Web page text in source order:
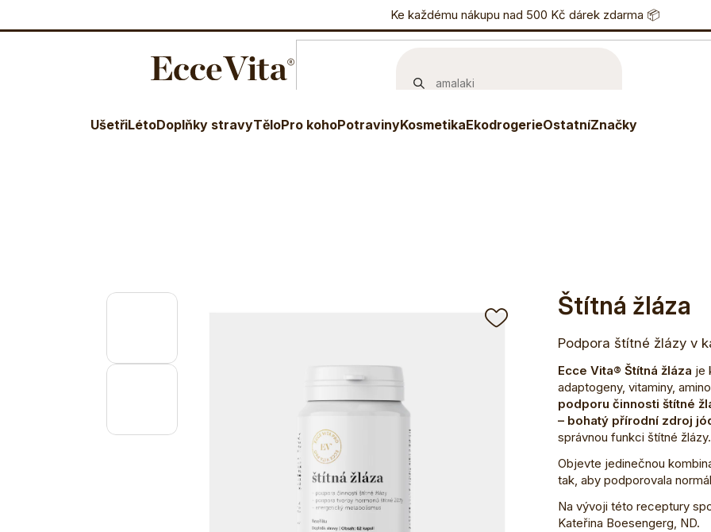
Ke každému nákupu nad 500 Kč dárek zdarma 📦
UšetřiLétoDoplňky stravyTěloPro kohoPotravinyKosmetikaEkodrogerieOstatníZnačky
Věrnostní program Eshop 733 738 836
Tělo Ostatní orgány Štítná žláza
Štítná žláza
Podpora štítné žlázy v
Ecce Vita® Štítná žláza je
adaptogeny, vitaminy,
podporu činnosti štítné
– bohatý přírodní zdroj
správnou funkci štítné žlázy.
Objevte jedinečnou
tak, aby podporovala
Na vývoji této receptury
Kateřina Boesengerg, ND.